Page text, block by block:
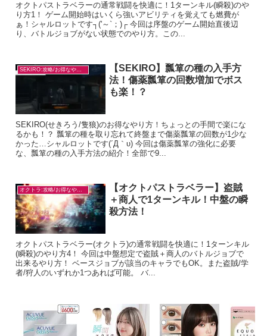
オクトパストラベラーの通常戦闘を快適に！1ターンキル(瞬殺)のや
り方1！ ゲーム開始時はいくら強いアビリティを覚えても燃費が
ぁ！シャルロットです┐('～`；)┌ 今回は序盤のゲーム開始直後辺
り、バトルジョブがない状態でのやり方。この...
SEKIRO:攻略/お得なやり方
【SEKIRO】瓢箪の種の入手方
法！傷薬瓢箪の回数増加でボス
も楽！？
SEKIRO(せきろう/隻狼)のお得なやり方！ちょっとの手間で楽にな
るかも！？ 瓢箪の種を取り忘れて終盤まで傷薬瓢箪の回数が1少な
かった…シャルロットです(´Д｀υ) 今回は傷薬瓢箪の強化に必要
な、瓢箪の種の入手方法の紹介！全部で9...
オクトラ:攻略/お得なやり方
【オクトパストラベラー】盗賊
＋商人で1ターンキル！中盤の瞬
殺方法！
オクトパストラベラー(オクトラ)の通常戦闘を快適に！1ターンキル
(瞬殺)のやり方4！ 今回は中盤想定で盗賊＋商人のバトルジョブで
出来るやり方！ ベースジョブが該当のキャラでもOK。また盗賊/学
者/狩人のいずれか1つあれば可能。 バ...